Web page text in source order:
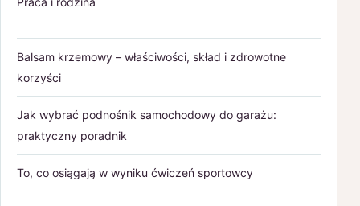
Balsam krzemowy – właściwości, skład i zdrowotne
korzyści
Jak wybrać podnośnik samochodowy do garażu:
praktyczny poradnik
To, co osiągają w wyniku ćwiczeń sportowcy